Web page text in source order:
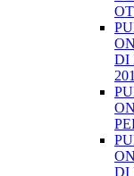
DI
DI